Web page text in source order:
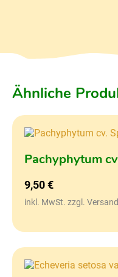
Ähnliche
Pachyphytum
9,50€
inkl. MwSt. zzgl. Versand